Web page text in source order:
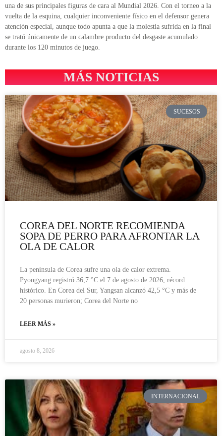
una de sus principales figuras de cara al Mundial 2026. Con el torneo a la
vuelta de la esquina, cualquier inconveniente físico en el defensor genera
atención especial, aunque todo apunta a que la molestia sufrida en la final
se trató únicamente de un calambre producto del desgaste acumulado
durante los 120 minutos de juego.
MÁS NOTICIAS
SUCESOS
COREA DEL NORTE RECOMIENDA
SOPA DE PERRO PARA AFRONTAR LA
OLA DE CALOR
La península de Corea sufre una ola de calor extrema.
Pyongyang registró 36,7 °C el 7 de agosto de 2026, récord
histórico. En Corea del Sur, Yangsan alcanzó 42,5 °C y más de
20 personas murieron; Corea del Norte no
LEER MÁS »
agosto 8, 2026
INTERNACIONAL